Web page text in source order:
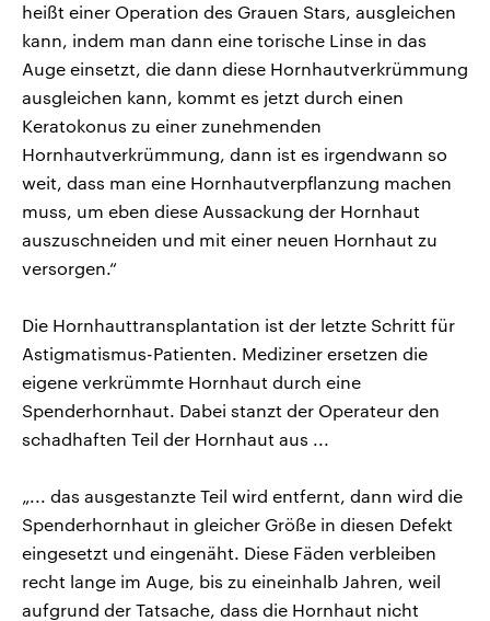
heißt einer Operation des Grauen Stars, ausgleichen
kann, indem man dann eine torische Linse in das
Auge einsetzt, die dann diese Hornhautverkrümmung
ausgleichen kann, kommt es jetzt durch einen
Keratokonus zu einer zunehmenden
Hornhautverkrümmung, dann ist es irgendwann so
weit, dass man eine Hornhautverpflanzung machen
muss, um eben diese Aussackung der Hornhaut
auszuschneiden und mit einer neuen Hornhaut zu
versorgen.“
Die Hornhauttransplantation ist der letzte Schritt für
Astigmatismus-Patienten. Mediziner ersetzen die
eigene verkrümmte Hornhaut durch eine
Spenderhornhaut. Dabei stanzt der Operateur den
schadhaften Teil der Hornhaut aus ...
„... das ausgestanzte Teil wird entfernt, dann wird die
Spenderhornhaut in gleicher Größe in diesen Defekt
eingesetzt und eingenäht. Diese Fäden verbleiben
recht lange im Auge, bis zu eineinhalb Jahren, weil
aufgrund der Tatsache, dass die Hornhaut nicht